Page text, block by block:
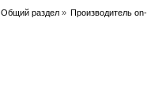
Общий раздел» Производитель